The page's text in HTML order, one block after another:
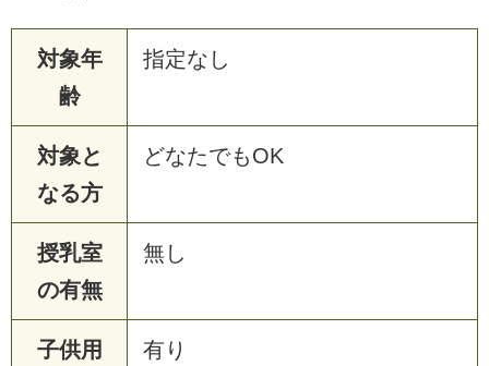
対象年
齢
指定なし
対象と
なる方
どなたでもOK
授乳室
の有無
無し
子供用
有り